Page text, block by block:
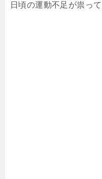
日頃の運動不足が祟っ